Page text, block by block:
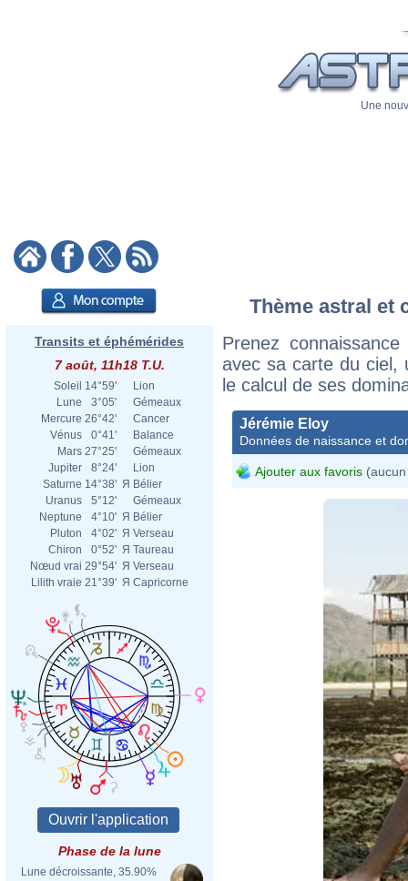
Une
Transits et éphémérides
7 août, 11h18 T.U.
Soleil 14°59'
Lion
Lune
3°05'
Gémeaux
Mercure 26°42'
Cancer
Vénus
0°41'
Balance
Mars 27°25'
Gémeaux
Jupiter
8°24'
Lion
Saturne 14°38' Я Bélier
Uranus
5°12'
Gémeaux
Neptune
4°10' Я Bélier
Pluton
4°02' Я Verseau
Chiron
0°52' Я Taureau
Nœud vrai 29°54' Я Verseau
Lilith vraie 21°39' Я Capricorne
Phase de la lune
Lune décroissante, 35.90%
Thème astral et
Prenez
avec sa carte du ciel,
le calcul de ses
Jérémie Eloy
Données de naissance et
Ajouter aux favoris